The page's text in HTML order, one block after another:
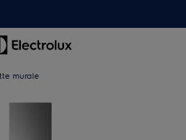
murale